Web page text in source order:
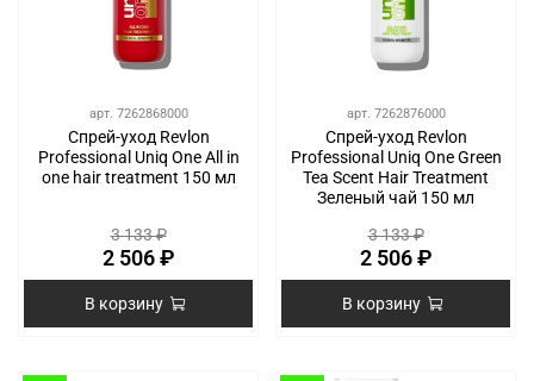
арт. 7262868000
Спрей-уход Revlon
Professional Uniq One All in
one hair treatment 150 мл
3 133 ₽
2 506 ₽
В корзину
арт. 7262876000
Спрей-уход Revlon
Professional Uniq One Green
Tea Scent Hair Treatment
Зеленый чай 150 мл
3 133 ₽
2 506 ₽
В корзину